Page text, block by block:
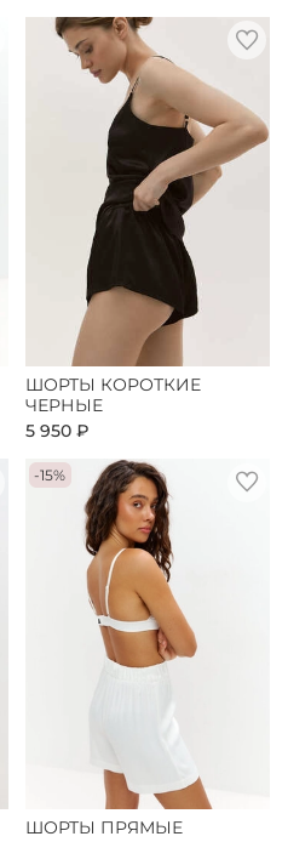
ШОРТЫ КОРОТКИЕ
ЧЕРНЫЕ
5 950 ₽
-15%
ШОРТЫ ПРЯМЫЕ